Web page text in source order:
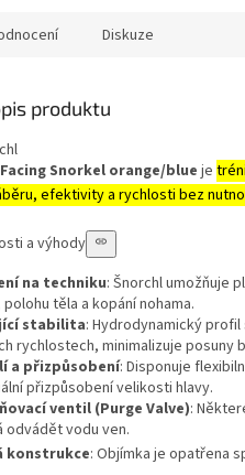
Diskuze
produktu
Snorkel orange/blue je
efektivity a rychlosti bez
a výhody
na techniku: Šnorchl umožňuje
těla a kopání nohama.
stabilita: Hydrodynamický
rychlostech, minimalizuje posuny
a přizpůsobení: Disponuje
přizpůsobení velikosti hlavy.
ventil (Purge Valve):
odvádět vodu ven.
konstrukce: Objímka je opatřena